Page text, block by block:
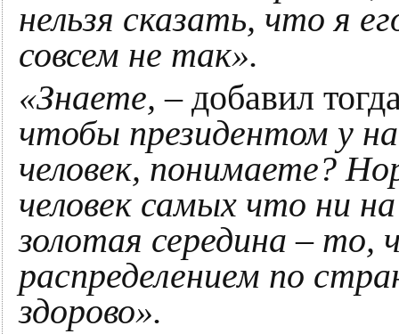
нельзя сказать, что я
совсем не так».
«Знаете,– добавил
чтобы президентом у
человек, понимаете?
человек самых что ни
золотая середина –
распределением по
здорово».